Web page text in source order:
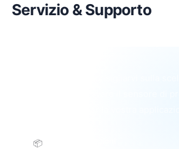
Servizio & Supporto
📦